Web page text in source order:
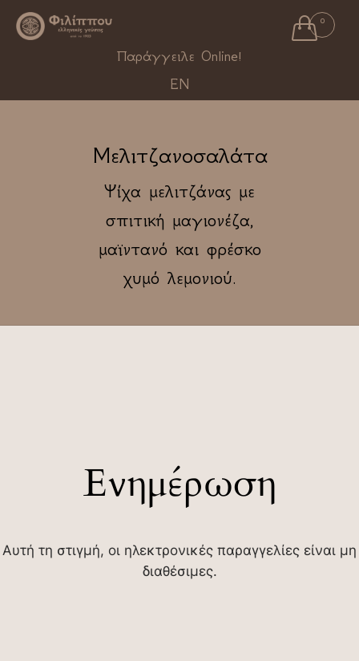
 0
Παράγγειλε Online!
EN
Μελιτζανοσαλάτα
Ψίχα μελιτζάνας με
σπιτική μαγιονέζα,
μαϊντανό και φρέσκο
χυμό λεμονιού.
Ενημέρωση
Αυτή τη στιγμή, οι ηλεκτρονικές παραγγελίες είναι μη
διαθέσιμες.